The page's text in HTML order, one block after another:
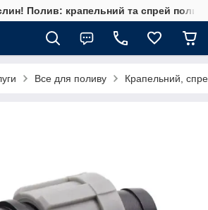
Полив: крапельний та спрей полив,
Все для поливу Крапельний,